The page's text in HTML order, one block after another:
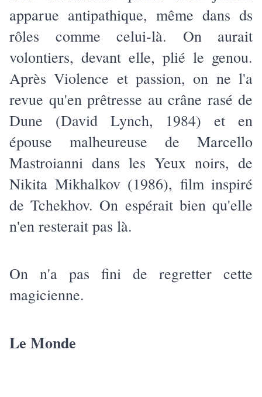
apparue antipathique, même dans ds
rôles comme celui-là. On aurait
volontiers, devant elle, plié le genou.
Après Violence et passion, on ne l'a
revue qu'en prêtresse au crâne rasé de
Dune (David Lynch, 1984) et en
épouse malheureuse de Marcello
Mastroianni dans les Yeux noirs, de
Nikita Mikhalkov (1986), film inspiré
de Tchekhov. On espérait bien qu'elle
n'en resterait pas là.
On n'a pas fini de regretter cette
magicienne.
Le Monde